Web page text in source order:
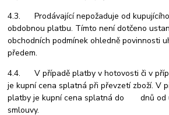
4.3. Prodávající nepožaduje od
obdobnou platbu. Tímto není dotčeno
obchodních podmínek ohledně povinnosti
předem.
4.4. V případě platby v hotovosti či v
je kupní cena splatná při převzetí zboží. V
platby je kupní cena splatná do dnů od
smlouvy.